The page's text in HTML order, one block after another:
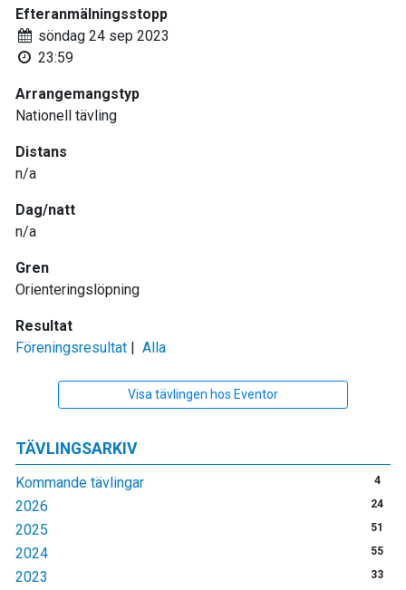
TÄVLINGSARKIV
Kommande tävlingar 4
2026 24
2025 51
2024 55
2023 33
Efteranmälningsstopp
söndag 24 sep 2023
23:59
Arrangemangstyp
Nationell tävling
Distans
n/a
Dag/natt
n/a
Gren
Orienteringslöpning
Resultat
Föreningsresultat
Alla
Visa tävlingen hos Eventor